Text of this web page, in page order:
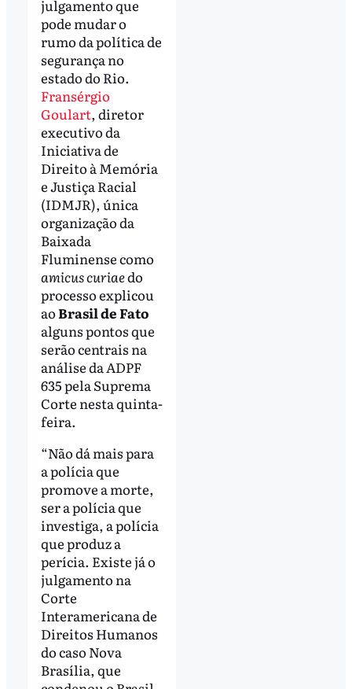
julgamento que
pode mudar o
rumo da política de
segurança no
estado do Rio.
Fransérgio
Goulart, diretor
executivo da
Iniciativa de
Direito à Memória
e Justiça Racial
(IDMJR), única
organização da
Baixada
Fluminense como
amicus curiaedo
processo explicou
aoBrasil de Fato
alguns pontos que
serão centrais na
análise da ADPF
635 pela Suprema
Corte nesta quinta-
feira.
“Não dá mais para
a polícia que
promove a morte,
ser a polícia que
investiga, a polícia
que produz a
perícia. Existe já o
julgamento na
Corte
Interamericana de
Direitos Humanos
do caso Nova
Brasília, que